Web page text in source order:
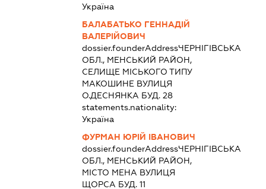
Україна
БАЛАБАТЬКО ГЕННАДІЙ
ВАЛЕРІЙОВИЧ
dossier.founderAddressЧЕРНІГІВСЬКА
ОБЛ., МЕНСЬКИЙ РАЙОН,
СЕЛИЩЕ МІСЬКОГО ТИПУ
МАКОШИНЕ ВУЛИЦЯ
О.ДЕСНЯНКА БУД. 28
statements.nationality:
Україна
ФУРМАН ЮРІЙ ІВАНОВИЧ
dossier.founderAddressЧЕРНІГІВСЬКА
ОБЛ., МЕНСЬКИЙ РАЙОН,
МІСТО МЕНА ВУЛИЦЯ
ЩОРСА БУД. 11